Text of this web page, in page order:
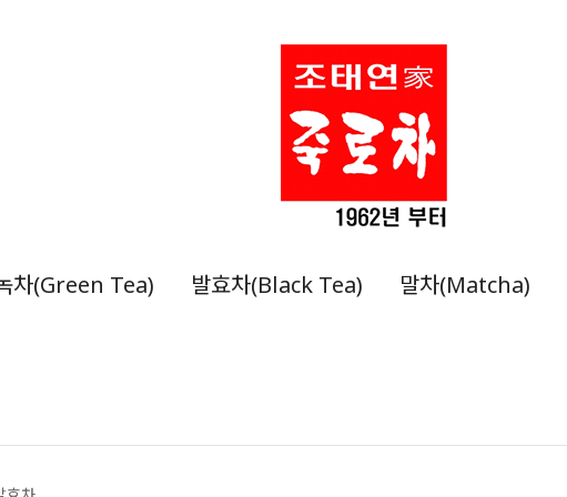
차(Green Tea) 발효차(Black Tea) 말차(Matcha)